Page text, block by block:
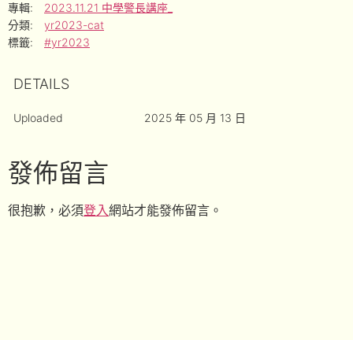
專輯:
2023.11.21 中學警長講座_
分類:
yr2023-cat
標籤:
#yr2023
DETAILS
Uploaded 2025 年 05 月 13 日
發佈留言
很抱歉，必須登入網站才能發佈留言。